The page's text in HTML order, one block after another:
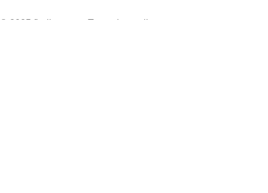
© 2025 florilausa.ro. Toate drepturile rezervate